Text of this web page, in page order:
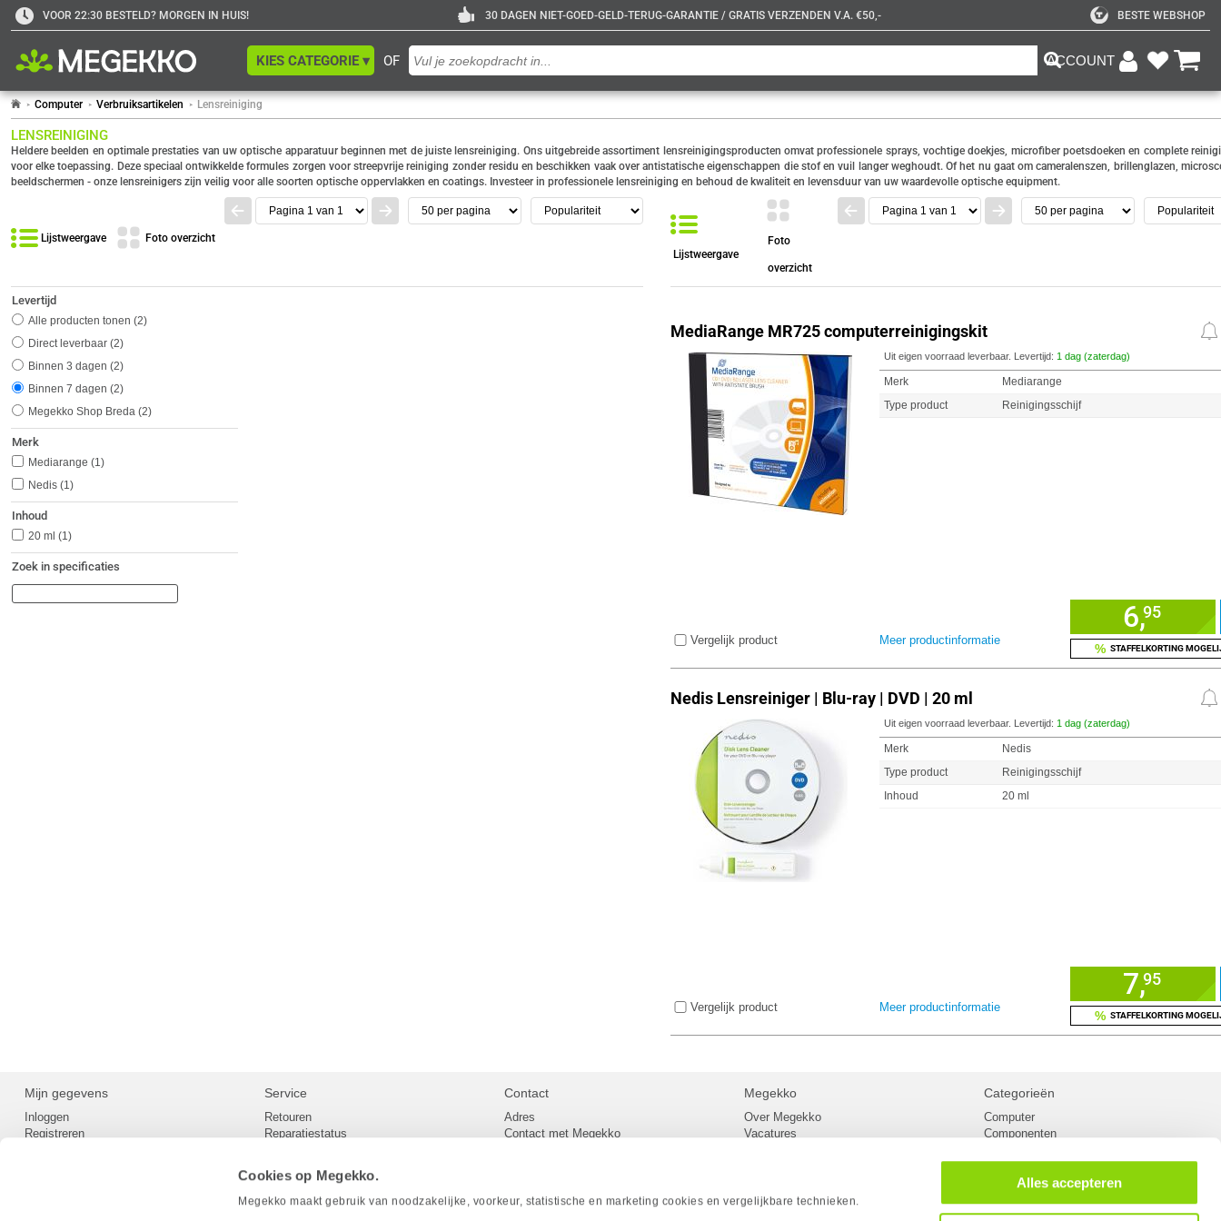
Cookies op Megekko.
Megekko maakt gebruik van noodzakelijke, voorkeur, statistische en marketing cookies en vergelijkbare technieken.
Alles accepteren
VOOR 22:30 BESTELD? MORGEN IN HUIS! 30 DAGEN NIET-GOED-GELD-TERUG-GARANTIE / GRATIS VERZENDEN V.A. €50,- BESTE WEBSHOP
OF
KIES CATEGORIE ▾ ACCOUNT
Computer Verbruiksartikelen Lensreiniging
Levertijd
Alle producten tonen 2
Direct leverbaar 2
Binnen 3 dagen 2
Binnen 7 dagen 2
Megekko Shop Breda 2
Merk
Mediarange
1
Nedis 1
Inhoud
20 ml 1
Zoek in specificaties
Lijstweergave Foto overzicht
MediaRange MR725 computerreinigingskit
Uit eigen voorraad leverbaar. Levertijd: 1 dag (zaterdag)
Merk
Mediarange
Type product
Reinigingsschijf
Vergelijk product Meer productinformatie
6,95
% STAFFELKORTING
Nedis Lensreiniger | Blu-ray | DVD | 20 ml
Uit eigen voorraad leverbaar. Levertijd: 1 dag (zaterdag)
Merk
Nedis
Type product
Reinigingsschijf
Inhoud
20 ml
Vergelijk product Meer productinformatie
7,95
% STAFFELKORTING
Lijstweergave
Foto
overzicht
LENSREINIGING
Heldere beelden en optimale prestaties van uw optische apparatuur beginnen met de juiste lensreiniging. Ons uitgebreide assortiment lensreinigingsproducten omvat professionele sprays, vochtige doekjes, microfiber poetsdoeken en complete
voor elke toepassing. Deze speciaal ontwikkelde formules zorgen voor streepvrije reiniging zonder residu en beschikken vaak over antistatische eigenschappen die stof en vuil langer weghoudt. Of het nu gaat om cameralenszen, brillenglazen,
beeldschermen - onze lensreinigers zijn veilig voor alle soorten optische oppervlakken en coatings. Investeer in professionele lensreiniging en behoud de kwaliteit en levensduur van uw waardevolle optische equipment.
Mijn gegevens
Inloggen
Registreren
Service
Retouren
Reparatiestatus
Herroepingsrecht
Betaalmethoden
Contact
Adres
Contact met Megekko
Megekko
Over Megekko
Vacatures
Sitemap
Categorieën
Computer
Componenten
Kabels
Netwerk
Gaming laptops